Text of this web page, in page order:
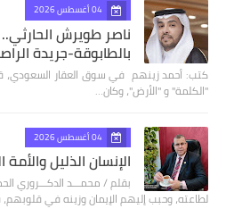
04 أغسطس 2026
ناصر طويرش
بالطابوقة-جريدة
كتب: أحمد زينهم في سوق العقار السعودي،
"الكلمة" و "الأرض"، وكان…
04 أغسطس 2026
الإنسان الذليل والأمة
بقلم / محمـــد الدكـــروري
لطاعته، وحبب إليهم الإيمان وزينه في